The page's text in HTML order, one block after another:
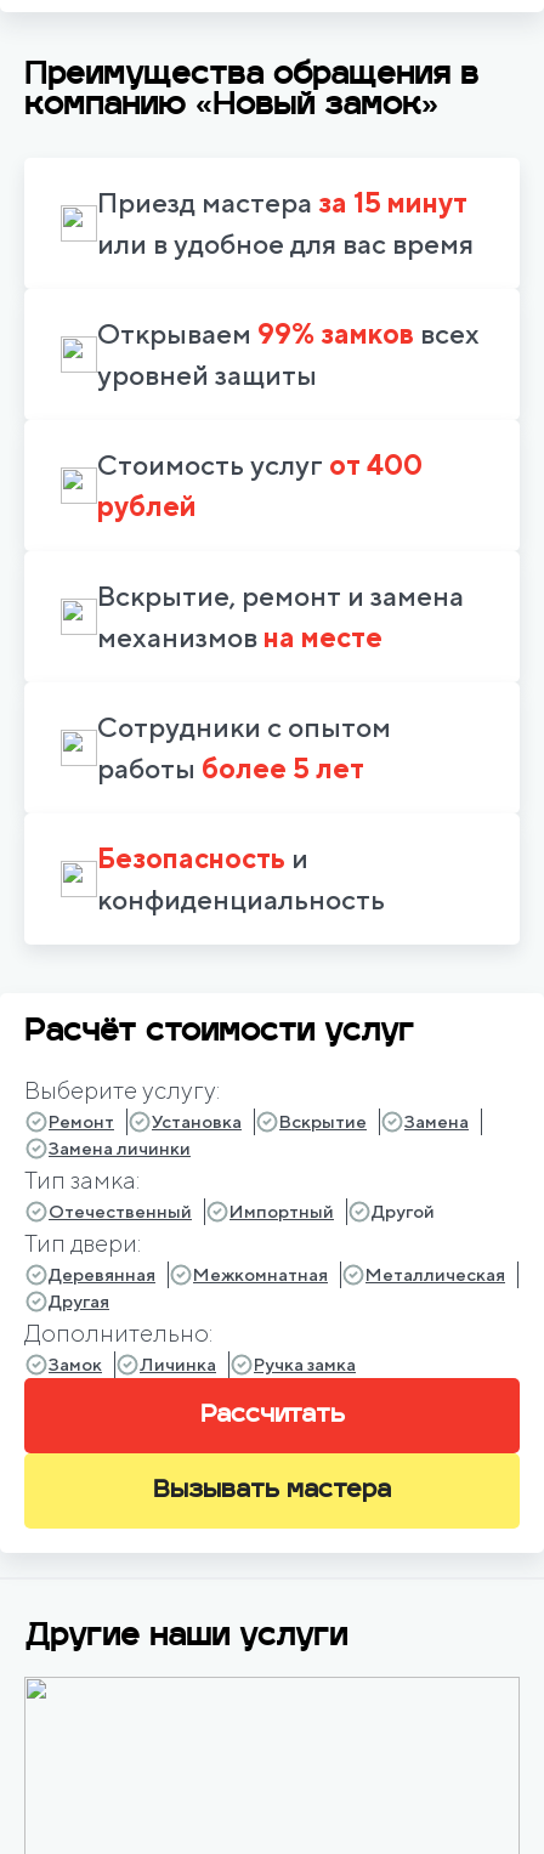
Преимущества обращения в
компанию «Новый замок»
Приезд мастера за 15 минут
или в удобное для вас время
Открываем 99% замков всех
уровней защиты
Стоимость услуг от 400
рублей
Вскрытие, ремонт и замена
механизмов на месте
Сотрудники с опытом
работы более 5 лет
Безопасность и
конфиденциальность
Расчёт стоимости услуг
Выберите услугу:
Ремонт Установка Вскрытие
Замена
Замена личинки
Тип замка:
Отечественный Импортный Другой
Тип двери:
Деревянная Межкомнатная
Металлическая
Другая
Дополнительно:
Замок Личинка Ручка замка
Рассчитать
Вызывать мастера
Другие наши услуги